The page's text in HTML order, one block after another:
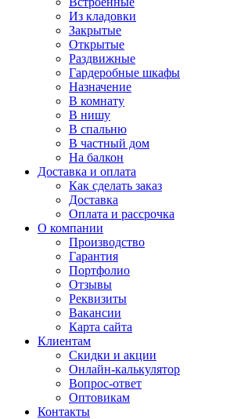
Из кладовки
Закрытые
Открытые
Раздвижные
Гардеробные шкафы
Назначение
В комнату
В нишу
В спальню
В частный дом
На балкон
Доставка и оплата
Как сделать заказ
Доставка
Оплата и рассрочка
О компании
Производство
Гарантия
Портфолио
Отзывы
Реквизиты
Вакансии
Карта сайта
Клиентам
Скидки и акции
Онлайн-калькулятор
Вопрос-ответ
Оптовикам
Контакты